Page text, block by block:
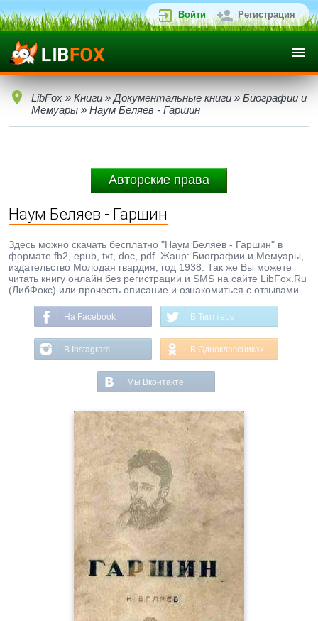
Войти Регистрация
LibFox » Книги » Документальные книги » Биографии и
Мемуары » Наум Беляев - Гаршин
Авторские права
Наум Беляев - Гаршин
Здесь можно скачать бесплатно "Наум Беляев - Гаршин" в
формате fb2, epub, txt, doc, pdf. Жанр: Биографии и Мемуары,
издательство Молодая гвардия, год 1938. Так же Вы можете
читать книгу онлайн без регистрации и SMS на сайте LibFox.Ru
(ЛибФокс) или прочесть описание и ознакомиться с отзывами.
На Facebook В Твиттере
В Instagram В Одноклассниках
Мы Вконтакте